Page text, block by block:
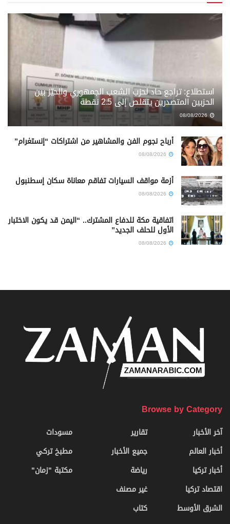
استطلاع: تراجع حاد لحزب الشعب الجمهوري والحيّز بين
الحزبين المتصدرين يتقلص إلى 2.5 نقطة
08/08/2026
أرباح نجوم الفن والمشاهير من اشتراكات “إنستغرام”
أزمة مواقف السيارات تفاقم معاناة سكان إسطنبول
اتفاقية مكة للدفاع المشترك.. “اليمن قد يكون الاختبار
الأول للحلف الجديد”
Browse by Category
آخر الأخبار
أخبار العالم
أخبار تركيا
اقتصاد تركيا
الشرق الأوسط
تقارير
جميع الأخبار
رياضة
غير مصنف
كتاب
مسودات
مطبخ تركي
مكتبة "زمان"